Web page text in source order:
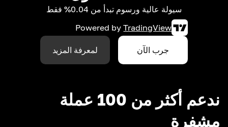
سيولة عالية ورسوم تبدأ من 0.04% فقط
Powered by TradingView
جرب الآن لمعرفة المزيد
ندعم أكثر من 100 عملة
مشفرة